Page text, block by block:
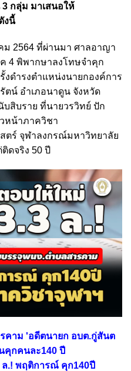
กลุ่ม มาเสนอให้
งนี้
ม 2564 ที่ผ่านมา ศาลอาญา
4 พิพากษาลงโทษจำคุก
งดำรงตำแหน่งนายกองค์การ
ตน์ อำเภอนาดูน จังหวัด
สิบราย ที่นายวรวิทย์ ปัก
หน้าภาควิชา
ตร์ จุฬาลงกรณ์มหาวิทยาลัย
ดจริง 50 ปี
คาม 'อดีตนายก อบต.กู่สันต
คุกคนละ140 ปี
ล.! พฤติการณ์ คุก140ปี